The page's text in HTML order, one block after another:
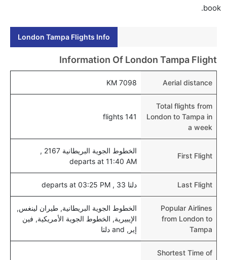
book.
London Tampa Flights Info
Information Of London Tampa Flight
Aerial distance
7098 KM
Total flights from
London to Tampa in
a week
141 flights
First Flight
الخطوط الجوية البريطانية 2167 ,
departs at 11:40 AM
Last Flight دلتا 33 , departs at 03:25 PM
Popular Airlines
from London to
Tampa
الخطوط الجوية البريطانية, طيران لينغس,
الإيبيرية, الخطوط الجوية الأمريكية, فين
إير, and دلتا
Shortest Time of